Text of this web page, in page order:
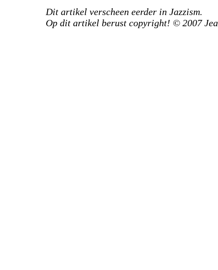
Dit artikel verscheen eerder in Jazzism.
Op dit artikel berust copyright! © 2007